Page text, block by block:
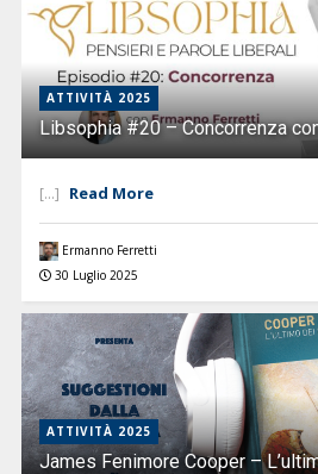
ATTIVITÀ 2025
Libsophia #20 – Concorrenza
[...] Read More
Ermanno Ferretti
30 Luglio 2025
ATTIVITÀ 2025
James Fenimore Cooper –